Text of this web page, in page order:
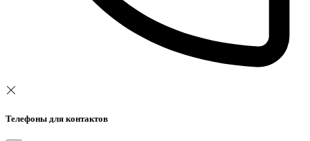
Телефоны для контактов